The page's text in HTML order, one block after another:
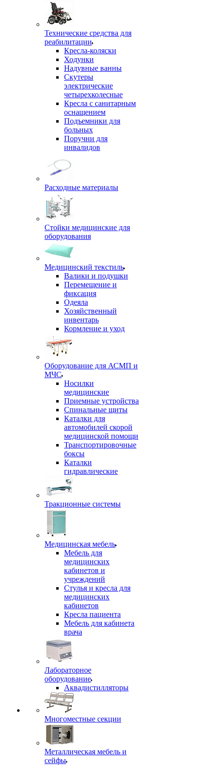
Технические средства для
реабилитации
Кресла-коляски
Ходунки
Надувные ванны
Скутеры
электрические
четырехколесные
Кресла с санитарным
оснащением
Подъемники для
больных
Поручни для
инвалидов
Расходные материалы
Стойки медицинские для
оборудования
Медицинский текстиль
Валики и подушки
Перемещение и
фиксация
Одеяла
Хозяйственный
инвентарь
Кормление и уход
Оборудование для АСМП и
МЧС
Носилки
медицинские
Приемные устройства
Спинальные щиты
Каталки для
автомобилей скорой
медицинской помощи
Транспортировочные
боксы
Каталки
гидравлические
Тракционные системы
Медицинская мебель
Мебель для
медицинских
кабинетов и
учреждений
Стулья и кресла для
медицинских
кабинетов
Кресла пациента
Мебель для кабинета
врача
Лабораторное
оборудование
Аквадистилляторы
Многоместные секции
Металлическая мебель и
сейфы